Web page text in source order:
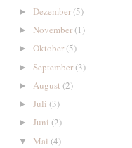
► Dezember(5)
► November(1)
► Oktober(5)
► September(3)
► August (2)
► Juli (3)
► Juni (2)
▼ Mai (4)